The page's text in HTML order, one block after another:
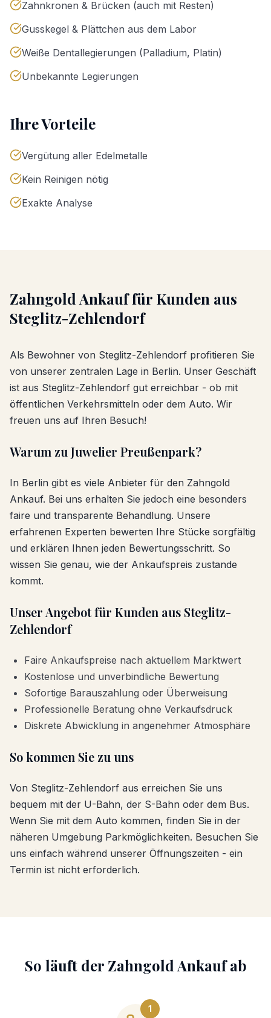
Zahnkronen & Brücken (auch mit Resten)
Gusskegel & Plättchen aus dem Labor
Weiße Dentallegierungen (Palladium, Platin)
Unbekannte Legierungen
Ihre Vorteile
Vergütung aller Edelmetalle
Kein Reinigen nötig
Exakte Analyse
Zahngold Ankauffür Kunden aus
Steglitz-Zehlendorf
Als Bewohner von Steglitz-Zehlendorf profitieren Sie
von unserer zentralen Lage in Berlin. Unser Geschäft
ist aus Steglitz-Zehlendorf gut erreichbar - ob mit
öffentlichen Verkehrsmitteln oder dem Auto. Wir
freuen uns auf Ihren Besuch!
Warum zu Juwelier Preußenpark?
In Berlin gibt es viele Anbieter für den Zahngold
Ankauf. Bei uns erhalten Sie jedoch eine besonders
faire und transparente Behandlung. Unsere
erfahrenen Experten bewerten Ihre Stücke sorgfältig
und erklären Ihnen jeden Bewertungsschritt. So
wissen Sie genau, wie der Ankaufspreis zustande
kommt.
Unser Angebot für Kunden aus Steglitz-
Zehlendorf
Faire Ankaufspreise nach aktuellem Marktwert
Kostenlose und unverbindliche Bewertung
Sofortige Barauszahlung oder Überweisung
Professionelle Beratung ohne Verkaufsdruck
Diskrete Abwicklung in angenehmer Atmosphäre
So kommen Sie zu uns
Von Steglitz-Zehlendorf aus erreichen Sie uns
bequem mit der U-Bahn, der S-Bahn oder dem Bus.
Wenn Sie mit dem Auto kommen, finden Sie in der
näheren Umgebung Parkmöglichkeiten. Besuchen Sie
uns einfach während unserer Öffnungszeiten - ein
Termin ist nicht erforderlich.
So läuft der Zahngold Ankaufab
1